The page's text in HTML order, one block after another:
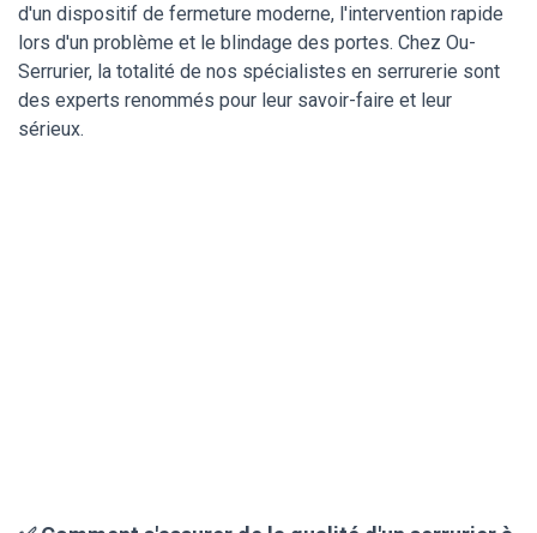
d'un dispositif de fermeture moderne, l'intervention rapide
lors d'un problème et le blindage des portes. Chez Ou-
Serrurier, la totalité de nos spécialistes en serrurerie sont
des experts renommés pour leur savoir-faire et leur
sérieux.